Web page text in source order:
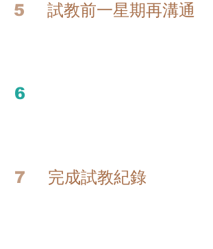
5 試教前一星期再溝通
6
7 完成試教紀錄